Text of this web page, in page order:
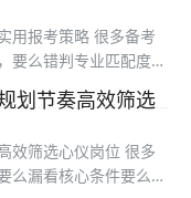
用报考策略 很多备考
要么错判专业匹配度，
报考机会。本文结合
心条件筛选、高频误
划节奏高效筛选
效筛选心仪岗位 很多
么漏看核心条件要么选